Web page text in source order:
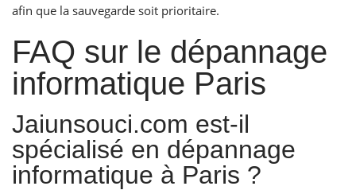
afin que la sauvegarde soit prioritaire.
FAQ sur le dépannage
informatique Paris
Jaiunsouci.com est-il
spécialisé en dépannage
informatique à Paris ?